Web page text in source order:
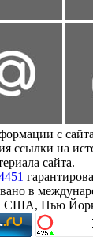
с
на
сайта.
в
в США, Нью